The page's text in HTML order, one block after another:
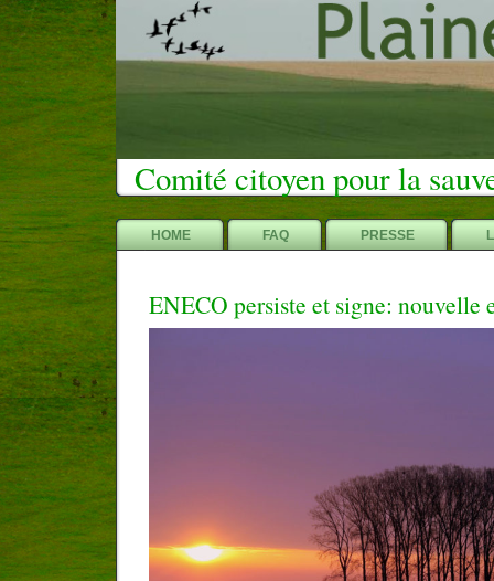
Comité citoyen pour la
HOME FAQ PRESSE
ENECO persiste et signe: nouvelle